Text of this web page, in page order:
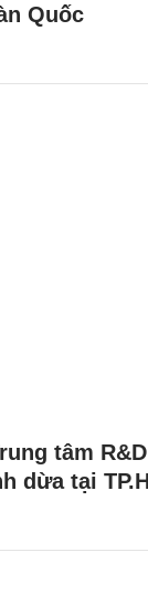
Quốc
tâm
dừa tại